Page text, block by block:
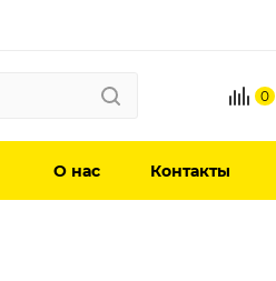
0
О нас Контакты